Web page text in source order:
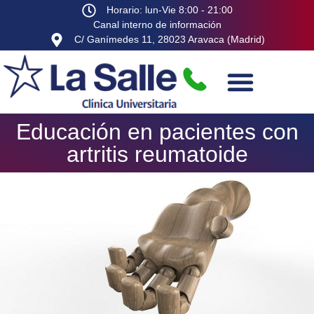
Horario: lun-Vie 8:00 - 21:00
Canal interno de información
C/ Ganímedes 11, 28023 Aravaca (Madrid)
Educación en pacientes con
artritis reumatoide